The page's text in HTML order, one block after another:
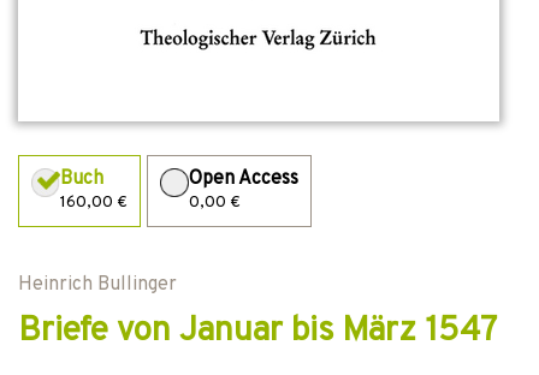
Buch
160,00 €
Open Access
0,00 €
Heinrich Bullinger
Briefe von Januar bis März 1547